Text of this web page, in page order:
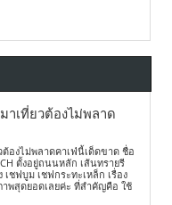
าเที่ยวต้องไม่พลาด
ต้องไม่พลาดคาเฟ่นี้เด็ดขาด ชื่อ
ตั้งอยู่ถนนหลัก เส้นทรายรี
ชฟบูม เชฟกระทะเหล็ก เรื่อง
พสุดยอดเลยค่ะ ที่สำคัญคือ ใช้